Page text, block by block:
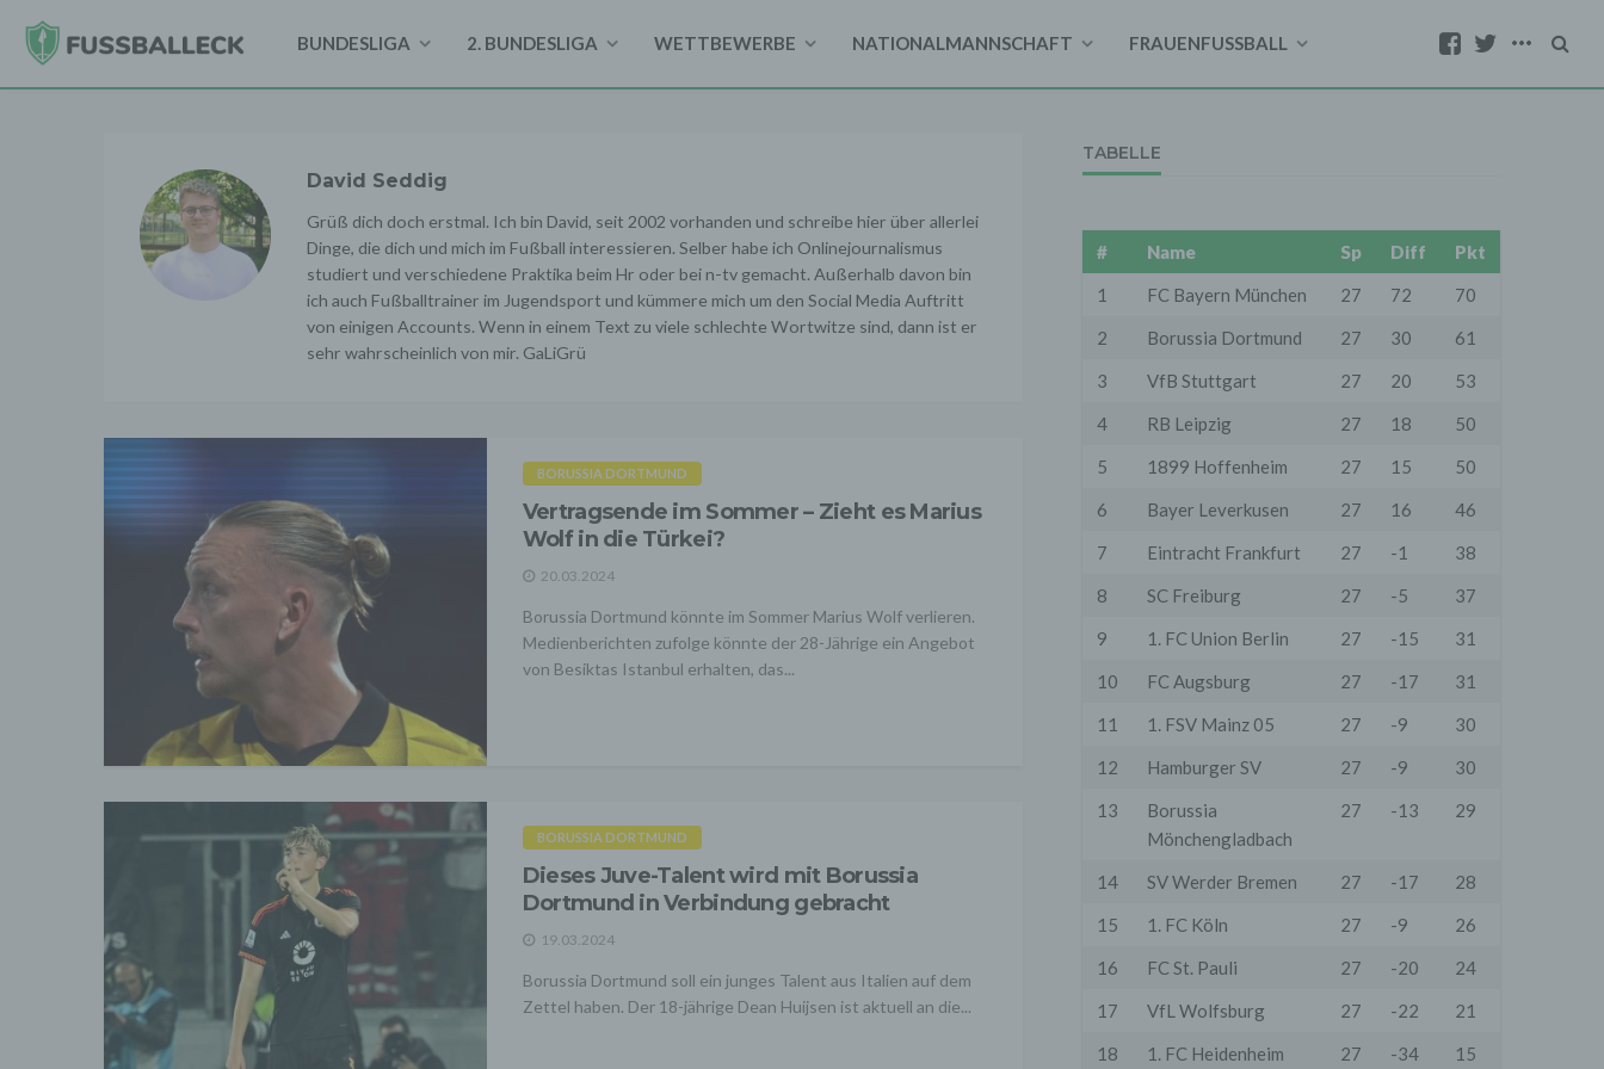
BUNDESLIGA 2. BUNDESLIGA WETTBEWERBE NATIONALMANNSCHAFT FRAUENFUSSBALL
David Seddig
Grüß dich doch erstmal. Ich bin David, seit 2002 vorhanden und schreibe hier über allerlei
Dinge, die dich und mich im Fußball interessieren. Selber habe ich Onlinejournalismus
studiert und verschiedene Praktika beim Hr oder bei n-tv gemacht. Außerhalb davon bin
ich auch Fußballtrainer im Jugendsport und kümmere mich um den Social Media Auftritt
von einigen Accounts. Wenn in einem Text zu viele schlechte Wortwitze sind, dann ist er
sehr wahrscheinlich von mir. GaLiGrü
BORUSSIA DORTMUND
Vertragsende im Sommer – Zieht es Marius
Wolf in die Türkei?
20.03.2024
Borussia Dortmund könnte im Sommer Marius Wolf verlieren.
Medienberichten zufolge könnte der 28-Jährige ein Angebot
von Besiktas Istanbul erhalten, das...
BORUSSIA DORTMUND
Dieses Juve-Talent wird mit Borussia
Dortmund in Verbindung gebracht
19.03.2024
Borussia Dortmund soll ein junges Talent aus Italien auf dem
Zettel haben. Der 18-jährige Dean Huijsen ist aktuell an die...
TABELLE
# Name Sp Diff
Pkt
1
FC Bayern München 27 72
70
2
Borussia Dortmund 27 30
61
3
VfB Stuttgart 27 20
53
4
RB Leipzig 27 18
50
5
1899 Hoffenheim 27 15
50
6
Bayer Leverkusen 27 16
46
7
Eintracht Frankfurt 27 -1
38
8
SC Freiburg 27 -5
37
9
1. FC Union Berlin 27 -15
31
10
FC Augsburg 27 -17
31
11
1. FSV Mainz 05 27 -9
30
12
Hamburger SV 27 -9
30
13
Borussia
Mönchengladbach
27 -13 29
14 SV Werder Bremen 27 -17
28
15
1. FC Köln 27 -9
26
16
FC St. Pauli 27 -20
24
17
VfL Wolfsburg 27 -22
21
18
1. FC Heidenheim
27 -34 15